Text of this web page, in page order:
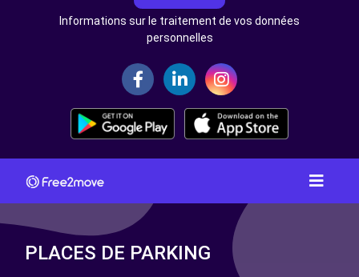
Informations sur le traitement de vos données
personnelles
PLACES DE PARKING